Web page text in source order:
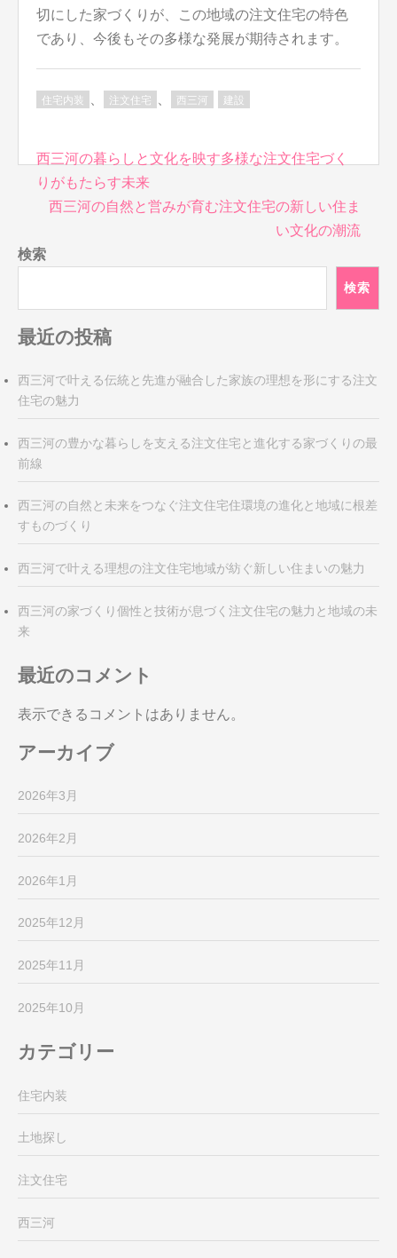
切にした家づくりが、この地域の注文住宅の特色
であり、今後もその多様な発展が期待されます。
住宅内装 注文住宅 西三河 建設
投
稿
ナ
ゲ
ー
ョ
ン
西三河の暮らしと文化を映す多様な注文住宅づく
りがもたらす未来
西三河の自然と営みが育む注文住宅の新しい住ま
い文化の潮流
検索
検索
最近の投稿
西三河で叶える伝統と先進が融合した家族の理想を形にする注文
住宅の魅力
西三河の豊かな暮らしを支える注文住宅と進化する家づくりの最
前線
西三河の自然と未来をつなぐ注文住宅住環境の進化と地域に根差
すものづくり
西三河で叶える理想の注文住宅地域が紡ぐ新しい住まいの魅力
西三河の家づくり個性と技術が息づく注文住宅の魅力と地域の未
来
最近のコメント
表示できるコメントはありません。
アーカイブ
2026年3月
2026年2月
2026年1月
2025年12月
2025年11月
2025年10月
カテゴリー
住宅内装
土地探し
注文住宅
西三河